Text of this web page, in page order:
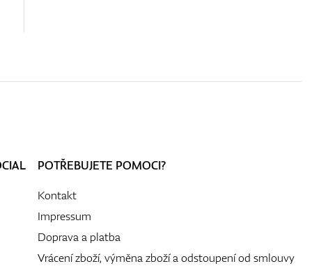
POTŘEBUJETE POMOCI?
Kontakt
Impressum
Doprava a platba
Vrácení zboží, výměna zboží a odstoupení od smlouvy